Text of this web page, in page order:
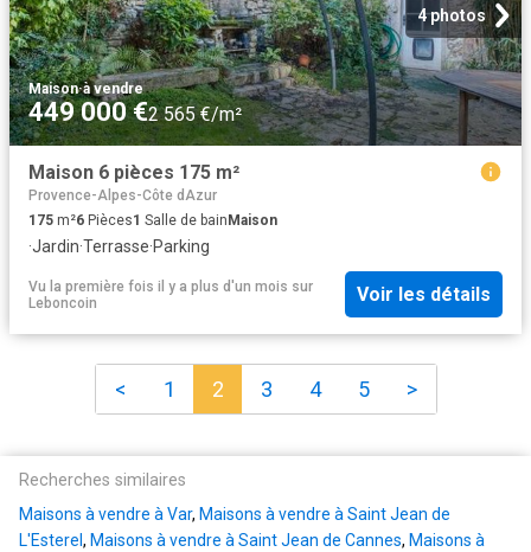
4 photos
Maison·à vendre
449 000 €2 565 €/m²
Maison 6 pièces 175 m²
Provence-Alpes-Côte dAzur
175 m²6 Pièces1 Salle de bainMaison
·Jardin·Terrasse·Parking
Vu la première fois il y a plus d'un mois sur
Leboncoin
Voir les détails
< 1 2 3 4 5 >
Recherches similaires
Maisons à vendre à Var, Maisons à vendre à Saint Jean de
L'Esterel , Maisons à vendre à Saint Jean de Cannes, Maisons à